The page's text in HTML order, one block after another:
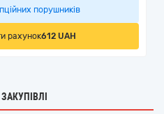
порушників
рахунок612 UAH